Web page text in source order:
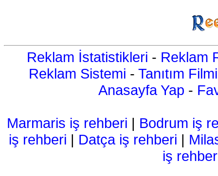
Reklam İstatistikleri - Reklam
Reklam Sistemi - Tanıtım Filmi
Anasayfa Yap -
Marmaris iş rehberi | Bodrum iş
iş rehberi | Datça iş rehberi |
iş